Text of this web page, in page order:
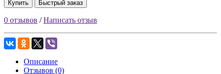
Купить Быстрый заказ
0 отзывов /Написать отзыв
Описание
Отзывов (0)